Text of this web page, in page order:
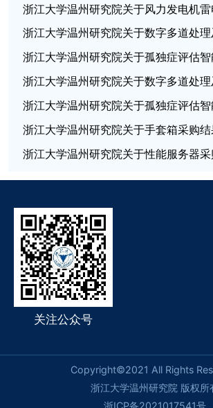
浙江大学温州研究院关于手套箱采购
浙江大学温州研究院关于性能服务器
关注公众号
Copyright©2021 All Rights
浙江大学温州研究院 版权所